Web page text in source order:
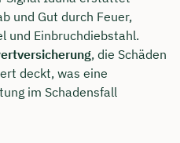
und Gut durch Feuer,
und Einbruchdiebstahl.
, die Schäden
deckt, was eine
im Schadensfall